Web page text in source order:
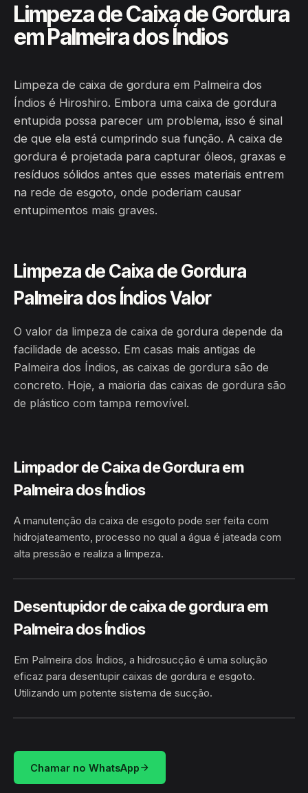
Limpeza de Caixa de Gordura
em Palmeira dos Índios
Limpeza de caixa de gordura em Palmeira dos
Índios é Hiroshiro. Embora uma caixa de gordura
entupida possa parecer um problema, isso é sinal
de que ela está cumprindo sua função. A caixa de
gordura é projetada para capturar óleos, graxas e
resíduos sólidos antes que esses materiais entrem
na rede de esgoto, onde poderiam causar
entupimentos mais graves.
Limpeza de Caixa de Gordura
Palmeira dos Índios Valor
O valor da limpeza de caixa de gordura depende da
facilidade de acesso. Em casas mais antigas de
Palmeira dos Índios, as caixas de gordura são de
concreto. Hoje, a maioria das caixas de gordura são
de plástico com tampa removível.
Limpador de Caixa de Gordura em
Palmeira dos Índios
A manutenção da caixa de esgoto pode ser feita com
hidrojateamento, processo no qual a água é jateada com
alta pressão e realiza a limpeza.
HIDROJATEAMENTO PALMEIRA DOS ÍNDIOS / AL
Desentupidor de caixa de gordura em
Palmeira dos Índios
Em Palmeira dos Índios, a hidrosucção é uma solução
eficaz para desentupir caixas de gordura e esgoto.
Utilizando um potente sistema de sucção.
HIDROSUCÇÃO PALMEIRA DOS ÍNDIOS / AL
Chamar no WhatsApp